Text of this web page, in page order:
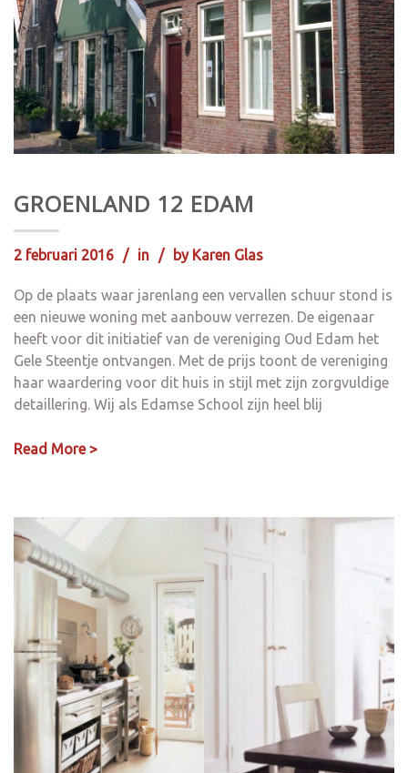
GROENLAND 12 EDAM
2 februari 2016 in by Karen Glas
Op de plaats waar jarenlang een vervallen schuur stond is
een nieuwe woning met aanbouw verrezen. De eigenaar
heeft voor dit initiatief van de vereniging Oud Edam het
Gele Steentje ontvangen. Met de prijs toont de vereniging
haar waardering voor dit huis in stijl met zijn zorgvuldige
detaillering. Wij als Edamse School zijn heel blij
Read More >